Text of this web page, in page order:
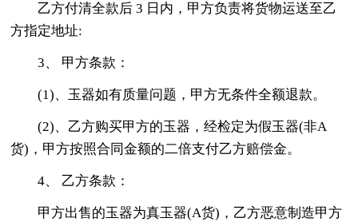
乙方付清全款后 3 日内，甲方负责将货物运送至乙
方指定地址:
3、 甲方条款：
(1)、玉器如有质量问题，甲方无条件全额退款。
(2)、乙方购买甲方的玉器，经检定为假玉器(非A
货)，甲方按照合同金额的二倍支付乙方赔偿金。
4、 乙方条款：
甲方出售的玉器为真玉器(A货)，乙方恶意制造甲方